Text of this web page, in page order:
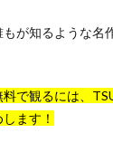
が知るような名
で観るには、
ます！